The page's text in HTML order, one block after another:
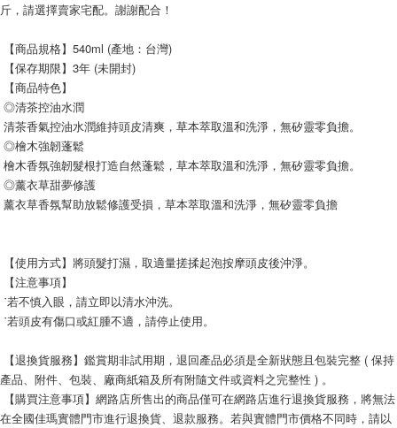
斤，請選擇賣家宅配。謝謝配合！
【商品規格】540ml (產地：台灣)
【保存期限】3年 (未開封)
【商品特色】
◎清茶控油水潤
清茶香氣控油水潤維持頭皮清爽，草本萃取溫和洗淨，無矽靈零負擔。
◎檜木強韌蓬鬆
檜木香氛強韌髮根打造自然蓬鬆，草本萃取溫和洗淨，無矽靈零負擔。
◎薰衣草甜夢修護
薰衣草香氛幫助放鬆修護受損，草本萃取溫和洗淨，無矽靈零負擔
【使用方式】將頭髮打濕，取適量搓揉起泡按摩頭皮後沖淨。
【注意事項】
˙若不慎入眼，請立即以清水沖洗。
˙若頭皮有傷口或紅腫不適，請停止使用。
產品、附件、包裝、廠商紙箱及所有附隨文件或資料之完整性 ) 。
在全國佳瑪實體門市進行退換貨、退款服務。若與實體門市價格不同時，請以